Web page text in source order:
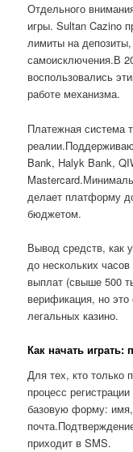
Отдельного
игры. Sultan Cazino
лимиты на
самоисключения.В
воспользовались
работе механизма.
Платежная система
Bank, Halyk Bank,
делает платформу
бюджетом.
Вывод средств, как
до нескольких
выплат (свыше 500
верификация, но это
легальных казино.
Как начать
Для тех, кто только
процесс
базовую форму:
приходит в SMS.